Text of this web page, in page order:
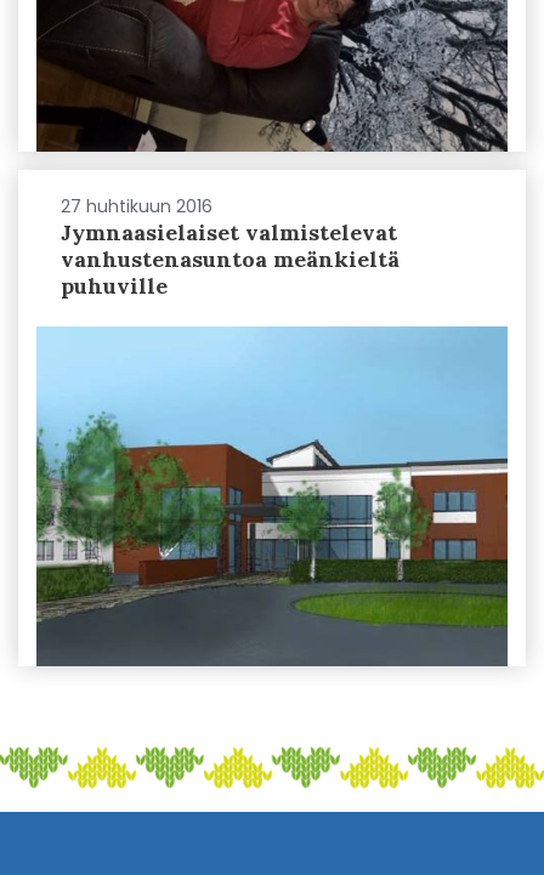
27 huhtikuun 2016
Jymnaasielaiset valmistelevat
vanhustenasuntoa meänkieltä
puhuville